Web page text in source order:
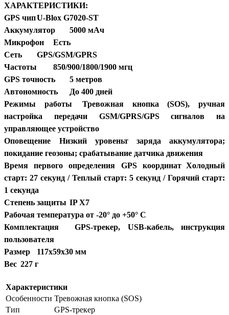
ХАРАКТЕРИСТИКИ:
GPS чипU-Blox G7020-ST
Аккумулятор
5000 мАч
Микрофон
Есть
Сеть
GPS/GSM/GPRS
Частоты
850/900/1800/1900 мгц
GPS точность
5 метров
Автономность
До 400 дней
Режимы работы
Тревожная кнопка (SOS), ручная
настройка передачи GSM/GPRS/GPS сигналов на
управляющее устройство
Оповещение
Низкий уровеньт заряда аккумулятора;
покидание геозоны; срабатывание датчика движения
Время первого определения GPS координат Холодный
старт: 27 секунд / Теплый старт: 5 секунд / Горячий старт:
1 секунда
Степень защиты IP X7
Рабочая температура от -20° до +50° C
Комплектация
GPS-трекер, USB-кабель, инструкция
пользователя
Размер
117х59х30 мм
Вес 227 г
Характеристики
Особенности Тревожная кнопка (SOS)
Тип
GPS-трекер